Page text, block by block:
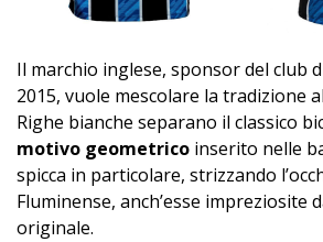
Il marchio inglese, sponsor del club
2015, vuole mescolare la tradizione
Righe bianche separano il classico
motivo geometrico inserito nelle
spicca in particolare, strizzando
Fluminense, anch’esse impreziosite
originale.